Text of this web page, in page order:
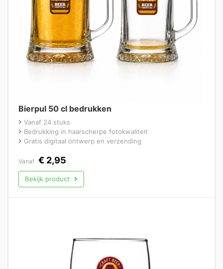
Bierpul 50 cl bedrukken
Vanaf 24 stuks
Bedrukking in haarscherpe fotokwaliteit
Gratis digitaal ontwerp en verzending
Vanaf € 2,95
Bekijk product